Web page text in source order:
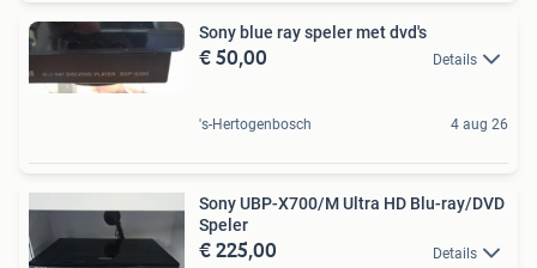
Sony blue ray speler met dvd's
€ 50,00 Details
's-Hertogenbosch 4 aug 26
Sony UBP-X700/M Ultra HD Blu-ray/DVD
Speler
€ 225,00 Details